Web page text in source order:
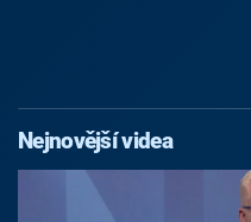
Nejnovější videa